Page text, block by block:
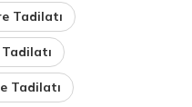
Tadilatı
Tadilatı